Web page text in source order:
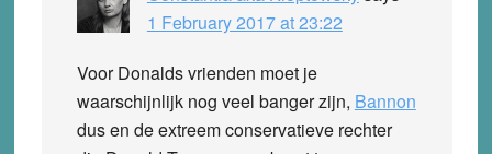
1 February 2017 at 23:22
Voor Donalds vrienden moet je
waarschijnlijk nog veel banger zijn, Bannon
dus en de extreem conservatieve rechter